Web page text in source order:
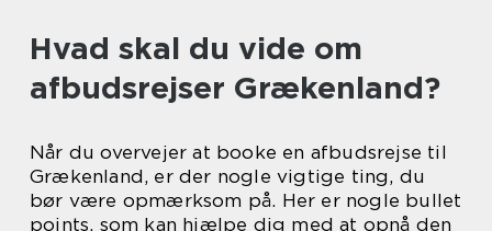
Hvad skal du vide om
afbudsrejser Grækenland?
Når du overvejer at booke en afbudsrejse til
Grækenland, er der nogle vigtige ting, du
bør være opmærksom på. Her er nogle bullet
points, som kan hjælpe dig med at opnå den